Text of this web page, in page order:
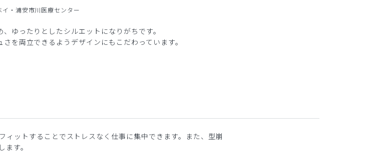
イ・浦安市川医療センター
ゆったりとしたシルエットになりがちです。
を両立できるようデザインにもこだわっています。
ィットすることでストレスなく仕事に集中できます。また、型崩
す。